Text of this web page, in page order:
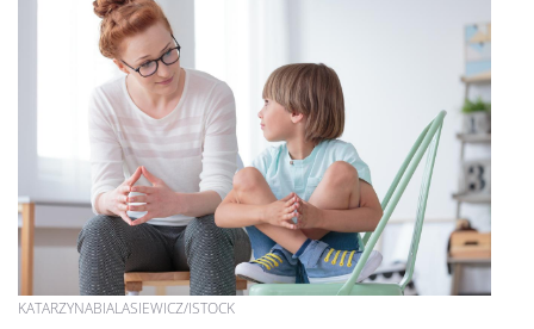
KATARZYNABIALASIEWICZ/ISTOCK